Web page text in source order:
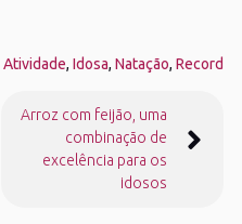
Atividade, Idosa, Natação, Record
Arroz com feijão, uma
combinação de
excelência para os
idosos